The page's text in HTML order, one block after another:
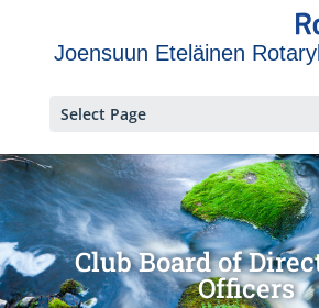
Joensuun Eteläinen
Select Page
Club Board of
Officers